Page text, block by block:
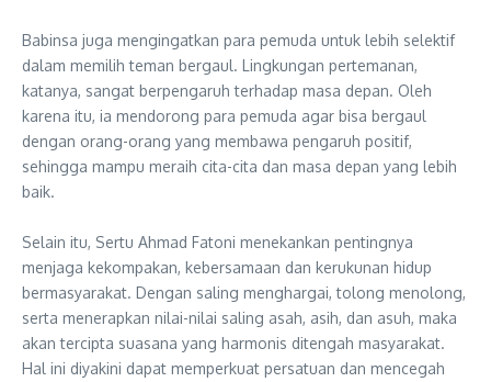
‎Babinsa juga mengingatkan para pemuda untuk lebih selektif
dalam memilih teman bergaul. Lingkungan pertemanan,
katanya, sangat berpengaruh terhadap masa depan. Oleh
karena itu, ia mendorong para pemuda agar bisa bergaul
dengan orang-orang yang membawa pengaruh positif,
sehingga mampu meraih cita-cita dan masa depan yang lebih
baik.
‎Selain itu, Sertu Ahmad Fatoni menekankan pentingnya
menjaga kekompakan, kebersamaan dan kerukunan hidup
bermasyarakat. Dengan saling menghargai, tolong menolong,
serta menerapkan nilai-nilai saling asah, asih, dan asuh, maka
akan tercipta suasana yang harmonis ditengah masyarakat.
Hal ini diyakini dapat memperkuat persatuan dan mencegah